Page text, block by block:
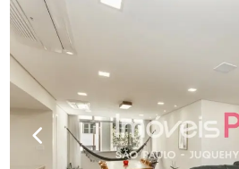
Previous